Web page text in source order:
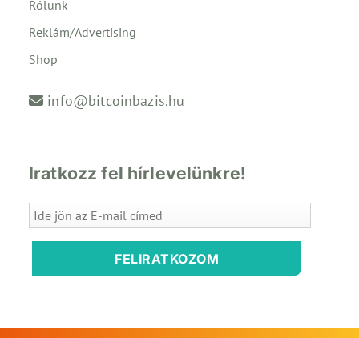
Rólunk
Reklám/Advertising
Shop
info@bitcoinbazis.hu
Iratkozz fel hírlevelünkre!
FELIRATKOZOM